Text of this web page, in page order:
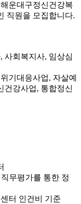
운대구정신건강복
직원을 모집합니다.
사회복지사, 임상심
기대응사업, 자살예
건강사업, 통합정신
무평가를 통한 정
터 인건비 기준